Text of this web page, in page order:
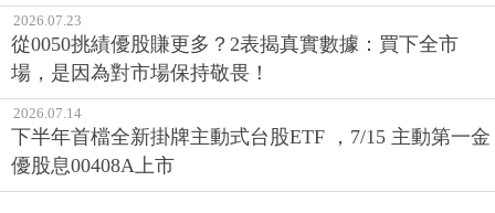
2026.07.23
從0050挑績優股賺更多？2表揭真實數據：買下全市
場，是因為對市場保持敬畏！
2026.07.14
下半年首檔全新掛牌主動式台股ETF ，7/15 主動第一金
優股息00408A上市